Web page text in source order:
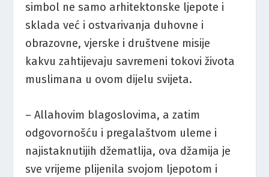
simbol ne samo arhitektonske ljepote i
sklada već i ostvarivanja duhovne i
obrazovne, vjerske i društvene misije
kakvu zahtijevaju savremeni tokovi života
muslimana u ovom dijelu svijeta.
– Allahovim blagoslovima, a zatim
odgovornošću i pregalaštvom uleme i
najistaknutijih džematlija, ova džamija je
sve vrijeme plijenila svojom ljepotom i